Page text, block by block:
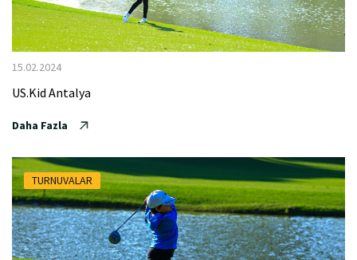
15.02.2024
US.Kid Antalya
Daha Fazla
TURNUVALAR